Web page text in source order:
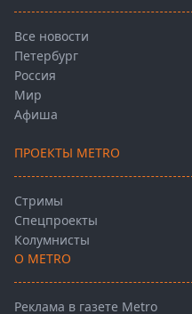
Все новости
Петербург
Россия
Мир
Афиша
ПРОЕКТЫ METRO
Стримы
Спецпроекты
Колумнисты
О METRO
Реклама в газете Metro